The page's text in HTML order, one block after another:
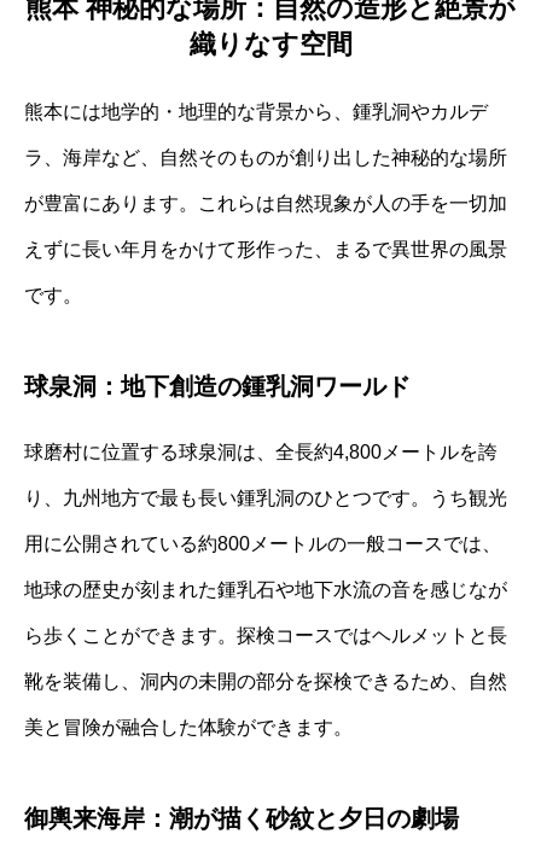
熊本 神秘的な場所：自然の造形と絶景が
織りなす空間
熊本には地学的・地理的な背景から、鍾乳洞やカルデ
ラ、海岸など、自然そのものが創り出した神秘的な場所
が豊富にあります。これらは自然現象が人の手を一切加
えずに長い年月をかけて形作った、まるで異世界の風景
です。
球泉洞：地下創造の鍾乳洞ワールド
球磨村に位置する球泉洞は、全長約4,800メートルを誇
り、九州地方で最も長い鍾乳洞のひとつです。うち観光
用に公開されている約800メートルの一般コースでは、
地球の歴史が刻まれた鍾乳石や地下水流の音を感じなが
ら歩くことができます。探検コースではヘルメットと長
靴を装備し、洞内の未開の部分を探検できるため、自然
美と冒険が融合した体験ができます。
御輿来海岸：潮が描く砂紋と夕日の劇場